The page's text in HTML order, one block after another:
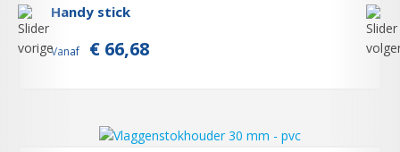
Handy stick
Vanaf € 66,68